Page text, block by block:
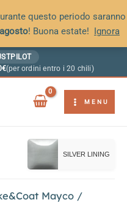
questo periodo saranno
! Buona estate! Ignora
(per ordini entro i 20 chili)
MENU
SILVER LINING
Mayco /